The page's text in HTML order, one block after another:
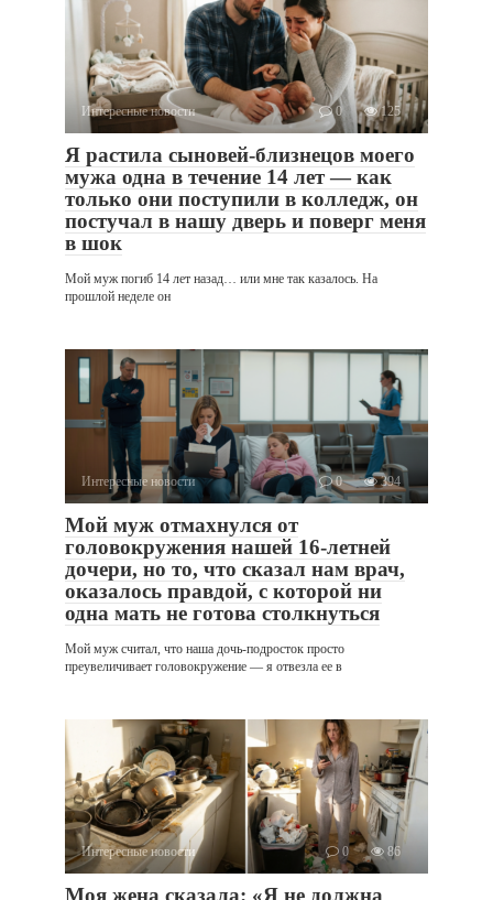
Интересные новости 0 125
Я растила сыновей-близнецов моего
мужа одна в течение 14 лет — как
только они поступили в колледж, он
постучал в нашу дверь и поверг меня
в шок
Мой муж погиб 14 лет назад… или мне так казалось. На
прошлой неделе он
Интересные новости 0 394
Мой муж отмахнулся от
головокружения нашей 16-летней
дочери, но то, что сказал нам врач,
оказалось правдой, с которой ни
одна мать не готова столкнуться
Мой муж считал, что наша дочь-подросток просто
преувеличивает головокружение — я отвезла ее в
Интересные новости 0 86
Моя жена сказала: «Я не должна